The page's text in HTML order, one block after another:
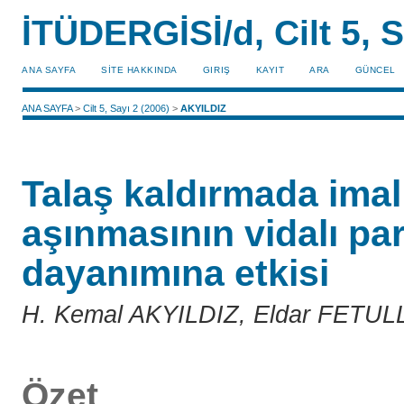
İTÜDERGİSİ/d, Cilt 5,
ANA SAYFA SİTE HAKKINDA GIRIŞ KAYIT ARA GÜNCEL
ANA SAYFA>Cilt 5, Sayı 2 (2006) >AKYILDIZ
Talaş kaldırmada
aşınmasının vidalı
dayanımına etkisi
H. Kemal AKYILDIZ, Eldar
Özet